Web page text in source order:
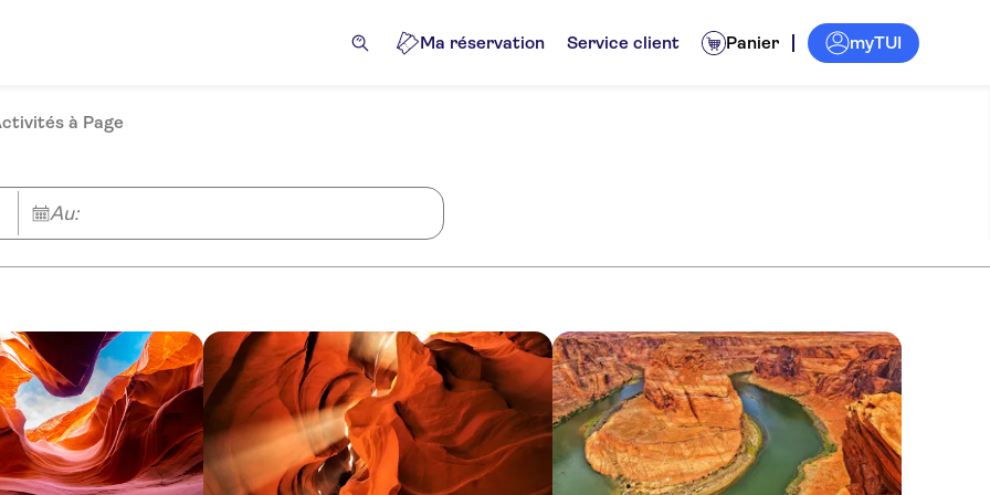
Ma réservation Service client Panier myTUI
à Page
Au: